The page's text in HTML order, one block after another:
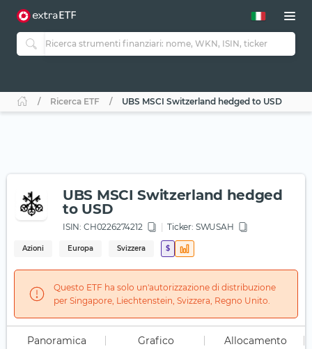
Ricerca ETF UBS MSCI Switzerland hedged to USD
UBS MSCI Switzerland hedged
to USD
ISIN: CH0226274212 Ticker: SWUSAH
Azioni Europa Svizzera $
Questo ETF ha solo un'autorizzazione di distribuzione
per Singapore, Liechtenstein, Svizzera, Regno Unito.
Panoramica Grafico Allocamento